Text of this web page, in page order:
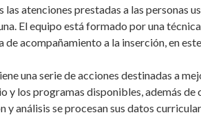
las atenciones prestadas a las personas
El equipo está formado por una
de acompañamiento a la inserción, en
una serie de acciones destinadas a
y los programas disponibles, además de
análisis se procesan sus datos